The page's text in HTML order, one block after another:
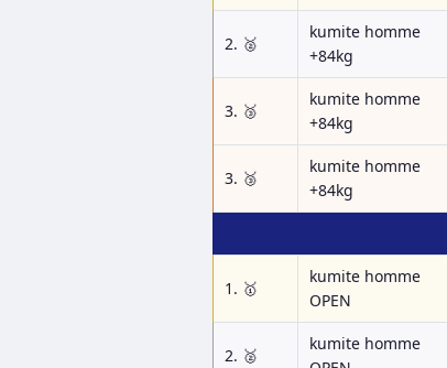
2. 🥈
kumite homme
+84kg
3. 🥉
kumite homme
+84kg
3. 🥉
kumite homme
+84kg
1. 🥇
kumite homme
OPEN
2. 🥈
kumite homme